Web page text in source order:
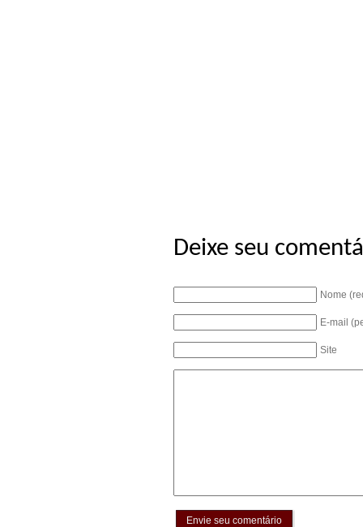
Deixe seu
Nome
E-mail
Site
Envie seu comentário